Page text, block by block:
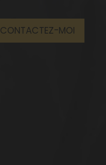
CONTACTEZ-MOI